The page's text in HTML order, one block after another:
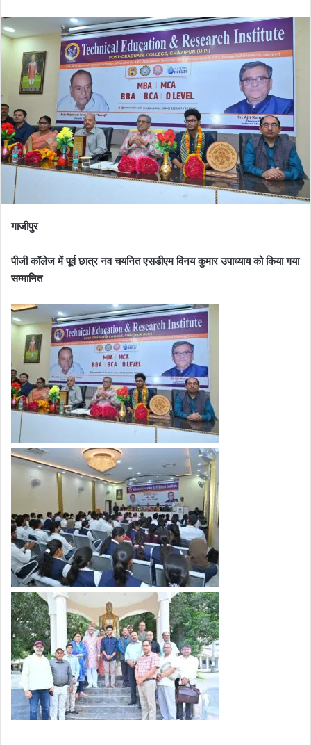
गाजीपुर
पीजी कॉलेज में पूर्व छात्र नव चयनित एसडीएम विनय कुमार उपाध्याय को किया गया
सम्मानित